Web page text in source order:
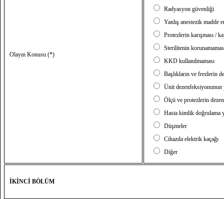
Olayın Konusu (*)
Radyasyon güvenliği
Yanlış anestezik madde
Protezlerin karışması /
Sterilitenin
KKD kullanılmaması
Başlıkların ve frezlerin
Ünit dezenfeksiyonunun
Ölçü ve protezlerin
Hasta kimlik doğrulama
Düşmeler
Cihazda elektrik kaçağı
Diğer
İKİNCİ BÖLÜM